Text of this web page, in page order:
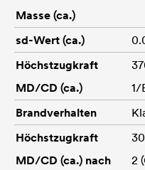
Masse (ca.)
sd-Wert (ca.)
Höchstzugkraft
MD/CD (ca.)
1/
Brandverhalten
Höchstzugkraft
MD/CD (ca.) nach
2